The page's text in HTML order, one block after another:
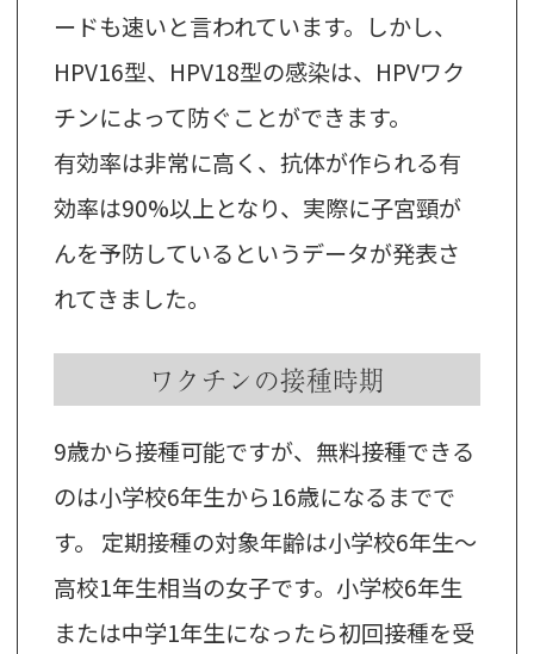
ードも速いと言われています。しかし、
HPV16型、HPV18型の感染は、HPVワク
チンによって防ぐことができます。
有効率は非常に高く、抗体が作られる有
効率は90%以上となり、実際に子宮頸が
んを予防しているというデータが発表さ
れてきました。
ワクチンの接種時期
9歳から接種可能ですが、無料接種できる
のは小学校6年生から16歳になるまでで
す。 定期接種の対象年齢は小学校6年生～
高校1年生相当の女子です。小学校6年生
または中学1年生になったら初回接種を受